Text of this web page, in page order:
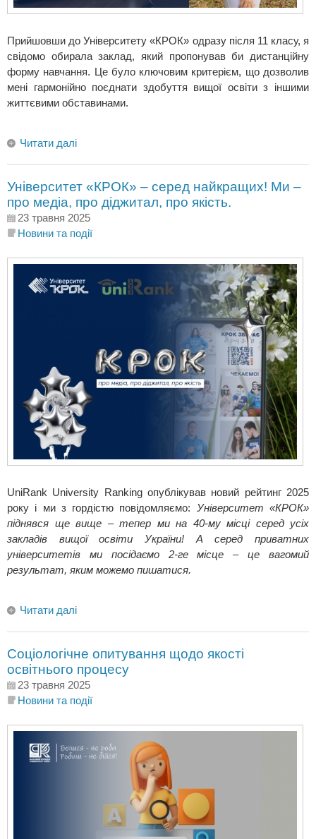
Прийшовши до Університету «КРОК» одразу після 11 класу, я
свідомо обирала заклад, який пропонував би дистанційну
форму навчання. Це було ключовим критерієм, що дозволив
мені гармонійно поєднати здобуття вищої освіти з іншими
життєвими обставинами.
Читати далі
Університет «КРОК» – серед найкращих! Ми –
про медіа, про діджитал, про якість.
23 травня 2025
Новини та події
UniRank University Ranking опублікував новий рейтинг 2025
року і ми з гордістю повідомляємо: Університет «КРОК»
піднявся ще вище – тепер ми на 40-му місці серед усіх
закладів вищої освіти України! А серед приватних
університетів ми посідаємо 2-ге місце – це вагомий
результат, яким можемо пишатися.
Читати далі
Cоціологічне опитування щодо якості
освітнього процесу
23 травня 2025
Новини та події